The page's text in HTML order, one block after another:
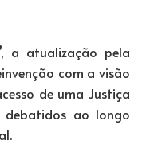
a atualização pela
com a visão
de uma Justiça
debatidos ao longo